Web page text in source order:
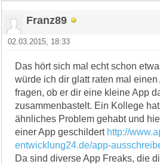
Franz89
02.03.2015, 18:33
Das hört sich mal echt schon
würde ich dir glatt raten mal
fragen, ob er dir eine kleine App
zusammenbastelt. Ein Kollege
ähnliches Problem gehabt und
einer App geschildert http://
entwicklung24.de/app-
Da sind diverse App Freaks, die